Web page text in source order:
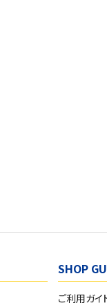
SHOP
ご利用ガイ